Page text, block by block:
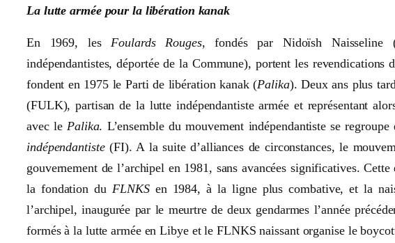
La lutte armée pour la libération kanak
En 1969, les Foulards Rouges, fondés par Nidoïsh Naisseline
indépendantistes, déportée de la Commune), portent les revendications
fondent en 1975 le Parti de libération kanak (Palika). Deux ans plus
(FULK), partisan de la lutte indépendantiste armée et représentant
avec le Palika. L’ensemble du mouvement indépendantiste se
indépendantiste(FI). A la suite d’alliances de circonstances, le
gouvernement de l’archipel en 1981, sans avancées significatives.
la fondation du FLNKSen 1984, à la ligne plus combative, et la
l’archipel, inaugurée par le meurtre de deux gendarmes l’année
formés à la lutte armée en Libye et le FLNKS naissant organise le